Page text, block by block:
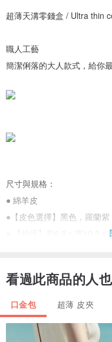
超薄天溝零錢盒 / Ultra thin
職人工藝
簡潔俐落的大人款式，給你
尺寸與規格：
● 綿羊皮
●【皮色選擇】黑色，羅蘭
● 【外徑】長6.8 x 寬10.3 x
寄貨與配送：
●此商品下單後開始製作約需
●台灣寄送
看過此商品的人
口金包 超薄 皮夾